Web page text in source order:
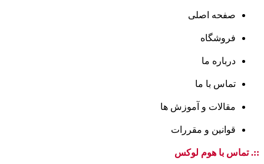
صفحه اصلی
فروشگاه
درباره ما
تماس با ما
مقالات و آموزش ها
قوانین و مقررات
::. تماس با هوم لوکس